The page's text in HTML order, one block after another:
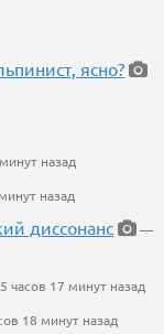
ясно?
назад
назад
диссонанс
—
часов 17 минут назад
18 минут назад